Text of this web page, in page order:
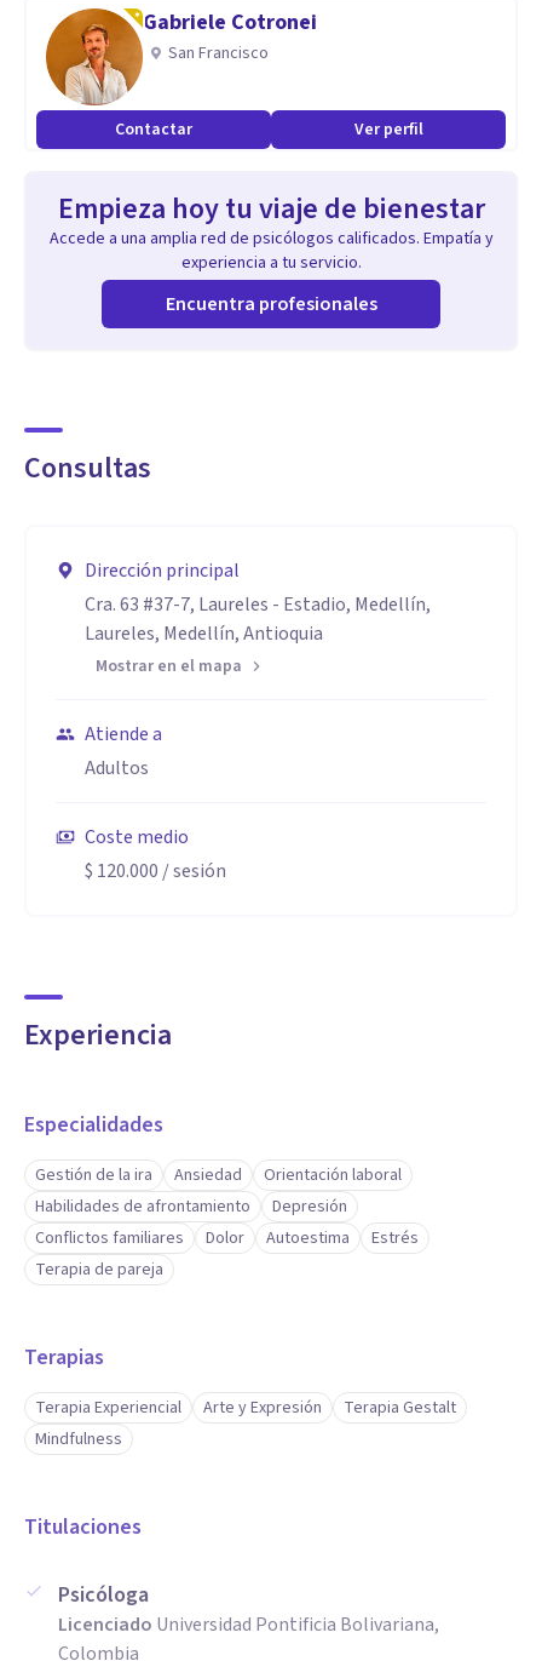
Gabriele Cotronei
San Francisco
Contactar Ver perfil
Empieza hoy tu viaje de bienestar
Accede a una amplia red de psicólogos calificados. Empatía y
experiencia a tu servicio.
Encuentra profesionales
Consultas
Dirección principal
Cra. 63 #37-7, Laureles - Estadio, Medellín,
Laureles, Medellín, Antioquia
Mostrar en el mapa
Atiende a
Adultos
Coste medio
$ 120.000 / sesión
Experiencia
Especialidades
Gestión de la ira Ansiedad
Orientación laboral
Habilidades de afrontamiento
Depresión
Conflictos familiares
Dolor Autoestima
Estrés
Terapia de pareja
Terapias
Terapia Experiencial Arte y Expresión
Terapia Gestalt
Mindfulness
Titulaciones
Psicóloga
Licenciado Universidad Pontificia Bolivariana,
Colombia